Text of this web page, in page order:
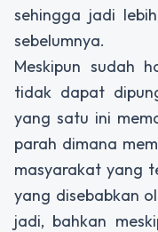
sehingga jadi
sebelumnya.
Meskipun sudah
tidak dapat
yang satu ini
parah dimana
masyarakat yang
yang disebabkan
jadi, bahkan